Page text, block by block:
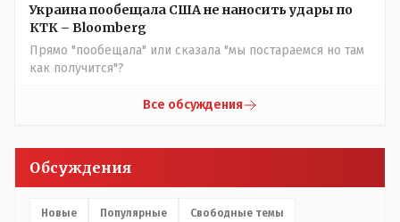
Назарбай волевым Указом РАСПУСТИЛ этот бунтарский
состав. Имя - Серикболсын Абдильдин вам знакомо -
юывший секретарь ЦК КП Казахстана , впоследствии -
депутат Верховного Совета и Мажлиса и Председатель
партии коммунстов- он в то время и после и причём
НЕОДНОКРАТНО, указывал и многократно на недостатки
Назарбая и предлагал ему самому ДОБРОВОЛЬНО уйти с
Украина пообещала США не наносить удары по
КТК – Bloomberg
Прямо "пообещала" или сказала "мы постараемся но там
как получится"?
Все обсуждения
Обсуждения
Новые Популярные Свободные темы